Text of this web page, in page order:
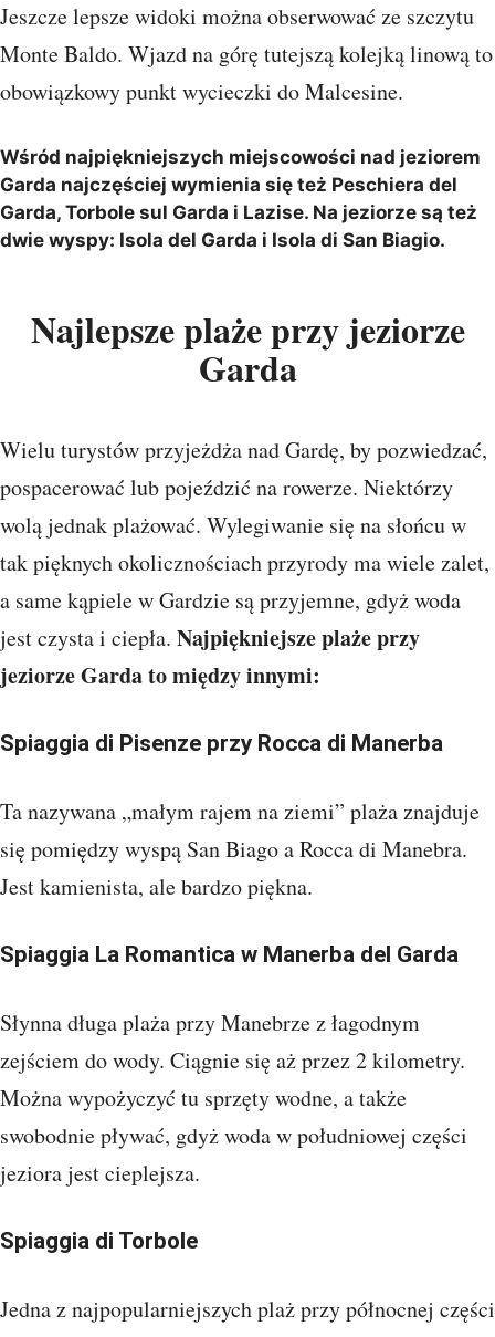
Jeszcze lepsze widoki można obserwować ze szczytu
Monte Baldo. Wjazd na górę tutejszą kolejką linową to
obowiązkowy punkt wycieczki do Malcesine.
Wśród najpiękniejszych miejscowości nad jeziorem
Garda najczęściej wymienia się też Peschiera del
Garda, Torbole sul Garda i Lazise. Na jeziorze są też
dwie wyspy: Isola del Garda i Isola di San Biagio.
Najlepsze plaże przy jeziorze
Garda
Wielu turystów przyjeżdża nad Gardę, by pozwiedzać,
pospacerować lub pojeździć na rowerze. Niektórzy
wolą jednak plażować. Wylegiwanie się na słońcu w
tak pięknych okolicznościach przyrody ma wiele zalet,
a same kąpiele w Gardzie są przyjemne, gdyż woda
jest czysta i ciepła. Najpiękniejsze plaże przy
jeziorze Garda to między innymi:
Spiaggia di Pisenze przy Rocca di Manerba
Ta nazywana „małym rajem na ziemi” plaża znajduje
się pomiędzy wyspą San Biago a Rocca di Manebra.
Jest kamienista, ale bardzo piękna.
Spiaggia La Romantica w Manerba del Garda
Słynna długa plaża przy Manebrze z łagodnym
zejściem do wody. Ciągnie się aż przez 2 kilometry.
Można wypożyczyć tu sprzęty wodne, a także
swobodnie pływać, gdyż woda w południowej części
jeziora jest cieplejsza.
Spiaggia di Torbole
Jedna z najpopularniejszych plaż przy północnej części